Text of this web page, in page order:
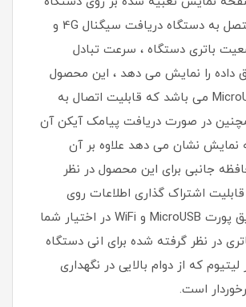
تعداد کاربران متصل به دستگاه دریافت سیگنال 4G و
باتری دستگاه ، سرعت تبادل
داده را نمایش می دهد ، این محصول
دارای پورت MicroUSB می باشد که قابلیت اتصال به
همچنین در صورت دریافت پیامک آیکن آن
نمایش نشان می دهد علاوه بر آن
جانبی برای این محصول در نظر
اشتراک گذاری اطلاعات روی
حافظه را از طریق پورت MicroUSB و WiFi در اختیار شما
در نظر گرفته شده برای انی دستگاه
لیتیوم که از دوام بالایی در نگهداری
است.